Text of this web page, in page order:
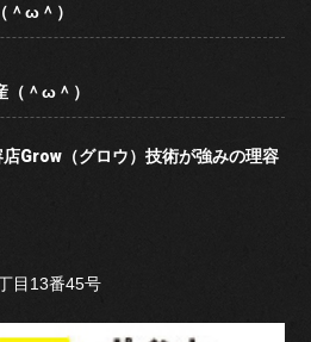
＾ω＾）
（＾ω＾）
Grow（グロウ）技術が強みの理容
目13番45号